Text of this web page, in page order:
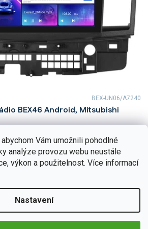
Vám umožnili pohodlné
analýze provozu webu neustále
výkon a použitelnost. Více informací
Nastavení
BEX46 Android, Mitsubishi
Detail
2DIN autorádiu Bmode BEX46. Na první
CarPlay a...
BEX-UN06/A7240